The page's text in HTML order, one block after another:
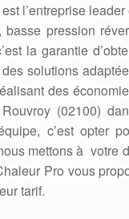
l’entreprise
basse pression
la garantie
solutions
des
(02100)
c’est opter
mettons à votre
Pro vous
tarif.